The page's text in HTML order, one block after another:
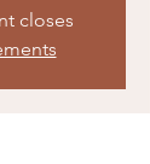
closes